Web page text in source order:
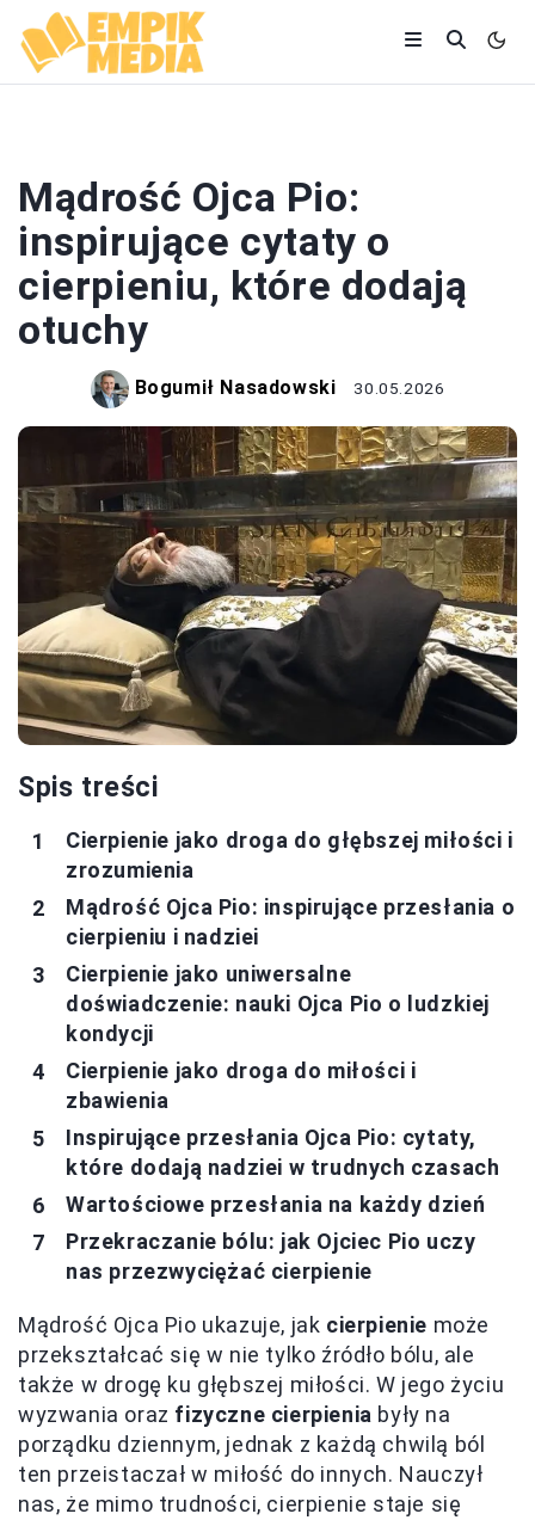
Mądrość Ojca Pio:
inspirujące cytaty o
cierpieniu, które dodają
otuchy
Bogumił Nasadowski 30.05.2026
Spis treści
Cierpienie jako droga do głębszej miłości i
zrozumienia
Mądrość Ojca Pio: inspirujące przesłania o
cierpieniu i nadziei
Cierpienie jako uniwersalne
doświadczenie: nauki Ojca Pio o ludzkiej
kondycji
Cierpienie jako droga do miłości i
zbawienia
Inspirujące przesłania Ojca Pio: cytaty,
które dodają nadziei w trudnych czasach
Wartościowe przesłania na każdy dzień
Przekraczanie bólu: jak Ojciec Pio uczy
nas przezwyciężać cierpienie
Mądrość Ojca Pio ukazuje, jak cierpienie może
przekształcać się w nie tylko źródło bólu, ale
także w drogę ku głębszej miłości. W jego życiu
wyzwania oraz fizyczne cierpienia były na
porządku dziennym, jednak z każdą chwilą ból
ten przeistaczał w miłość do innych. Nauczył
nas, że mimo trudności, cierpienie staje się